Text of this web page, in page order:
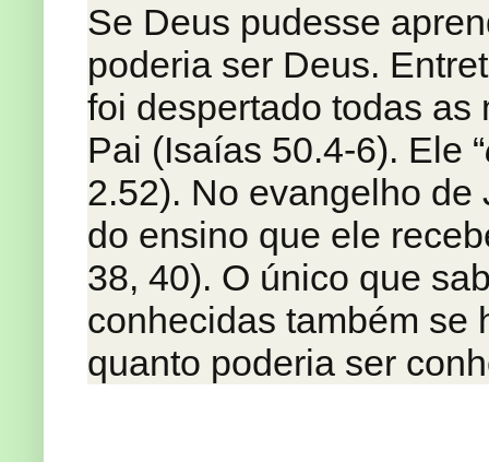
Se Deus pudesse
poderia ser Deus.
foi despertado todas as
Pai (Isaías 50.4-6). Ele “
2.52). No evangelho
do ensino que ele
38, 40). O único que
conhecidas também se
quanto poderia ser